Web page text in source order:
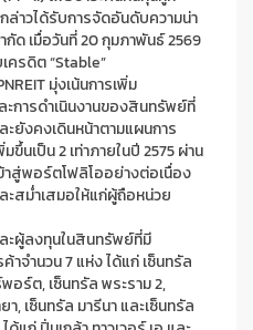
าวได้รับการจัดอันดับความน่า
ด เมื่อวันที่ 20 กุมภาพันธ์ 2569
ครดิต “Stable”
มุ่งเน้นการเพิ่ม
การดำเนินงานของสินทรัพย์ที่
ะยังคงเดินหน้าตามแผนการ
นเป็น 2 เท่าภายในปี 2575 ผ่าน
สู่พอร์ตโฟลิโออย่างต่อเนื่อง
สม่ำเสมอให้แก่ผู้ถือหน่วย
ละผู้ลงทุนในสินทรัพย์ที่มี
จำนวน 7 แห่ง ได้แก่ เซ็นทรัล
อร์ต, เซ็นทรัล พระราม 2,
, เซ็นทรัล มารีนา และเซ็นทรัล